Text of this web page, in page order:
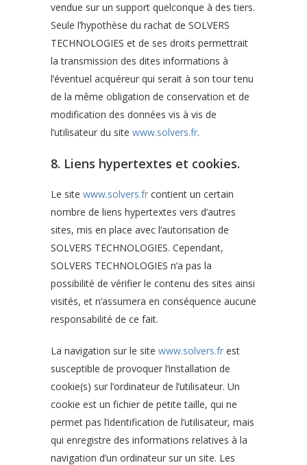
vendue sur un support quelconque à des tiers.
Seule l’hypothèse du rachat de SOLVERS
TECHNOLOGIES et de ses droits permettrait
la transmission des dites informations à
l’éventuel acquéreur qui serait à son tour tenu
de la même obligation de conservation et de
modification des données vis à vis de
l’utilisateur du site www.solvers.fr.
8. Liens hypertextes et cookies.
Le site www.solvers.fr contient un certain
nombre de liens hypertextes vers d’autres
sites, mis en place avec l’autorisation de
SOLVERS TECHNOLOGIES. Cependant,
SOLVERS TECHNOLOGIES n’a pas la
possibilité de vérifier le contenu des sites ainsi
visités, et n’assumera en conséquence aucune
responsabilité de ce fait.
La navigation sur le site www.solvers.fr est
susceptible de provoquer l’installation de
cookie(s) sur l’ordinateur de l’utilisateur. Un
cookie est un fichier de petite taille, qui ne
permet pas l’identification de l’utilisateur, mais
qui enregistre des informations relatives à la
navigation d’un ordinateur sur un site. Les